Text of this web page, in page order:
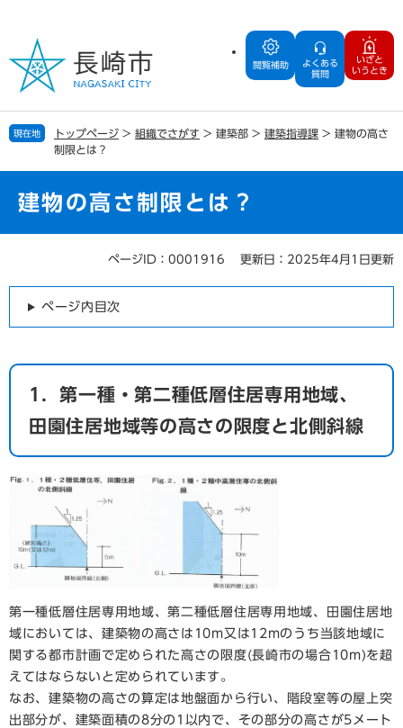
の
で
す
ー
ば
し
閲覧補助
よくある
質問
いざと
いうとき
現在地 トップページ > 組織でさがす > 建築部 > 建築指導課 > 建物の高さ
制限とは？
建物の高さ制限とは？
ページID：0001916 更新日：2025年4月1日更新
ページ内目次
1．第一種・第二種低層住居専用地域、
田園住居地域等の高さの限度と北側斜線
第一種低層住居専用地域、第二種低層住居専用地域、田園住居地
域においては、建築物の高さは10m又は12mのうち当該地域に
関する都市計画で定められた高さの限度(長崎市の場合10m)を超
えてはならないと定められています。
なお、建築物の高さの算定は地盤面から行い、階段室等の屋上突
出部分が、建築面積の8分の1以内で、その部分の高さが5メート